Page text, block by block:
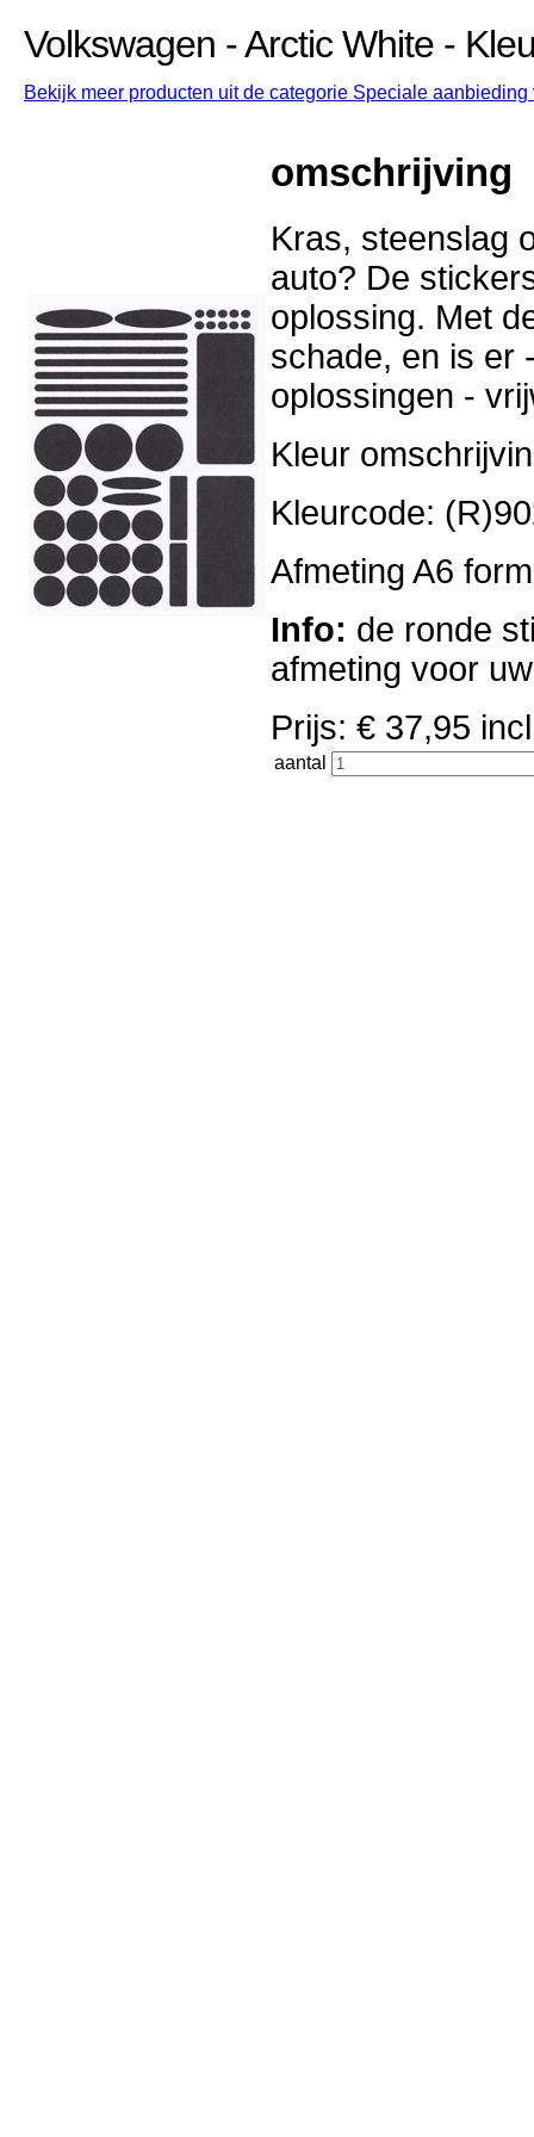
Volkswagen - Arctic White -
Bekijk meer producten uit de categorie Speciale
omschrijving
Kras, steenslag
auto? De
oplossing. Met
schade, en is er
oplossingen -
Kleur
Kleurcode:
Afmeting A6
Info: de ronde
afmeting voor
Prijs: € 37,95
aantal